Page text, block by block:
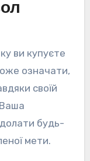
ви купуєте
означати,
своїй
Ваша
будь-
мети.